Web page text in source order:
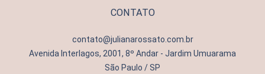
CONTATO
contato@julianarossato.com.br
Avenida Interlagos, 2001, 8º Andar - Jardim Umuarama
São Paulo / SP